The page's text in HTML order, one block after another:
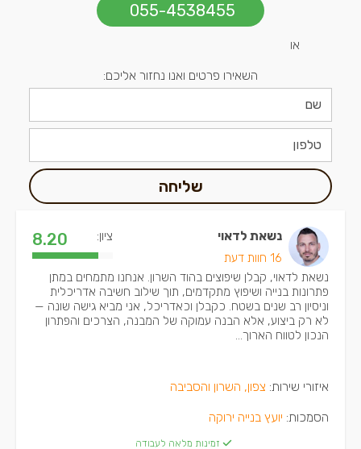
055-4538455
או
השאירו פרטים ואנו נחזור אליכם:
שליחה
נשאת לדאוי
16 חוות דעת
ציון: 8.20
נשאת לדאוי, קבלן שיפוצים בהוד השרון. אנחנו מתמחים במתן
פתרונות בנייה ושיפוץ מתקדמים, תוך שילוב חשיבה אדריכלית
וניסיון רב שנים בשטח. כקבלן וכאדריכל, אני מביא גישה שונה —
לא רק ביצוע, אלא הבנה עמוקה של המבנה, הצרכים והפתרון
הנכון לטווח הארוך...
איזורי שירות: צפון, השרון והסביבה
הסמכות: יועץ בנייה ירוקה
זמינות מלאה לעבודה